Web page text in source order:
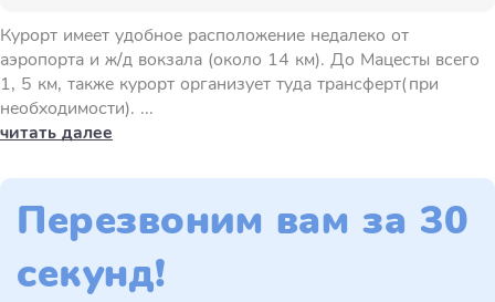
Курорт имеет удобное расположение недалеко от
аэропорта и ж/д вокзала (около 14 км). До Мацесты всего
1, 5 км, также курорт организует туда трансферт(при
необходимости). ...
читать далее
Перезвоним вам за 30
секунд!